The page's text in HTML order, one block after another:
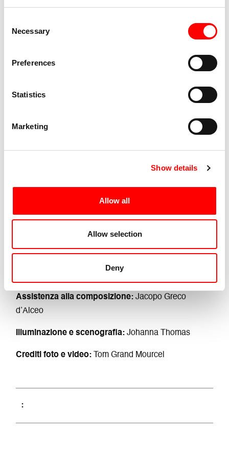
Selection
Necessary
Preferences
Statistics
Marketing
Show details
Allow all
Allow selection
Deny
Accessibile per persone su sedia a rotelle e
Design del trucco:Chloé Herouart e Les Idoles
Lucie Grand Mourcel
Assistenza alla composizione: Jacopo Greco
d’Alceo
Illuminazione e scenografia:Johanna Thomas
Crediti foto e video: Tom Grand Mourcel